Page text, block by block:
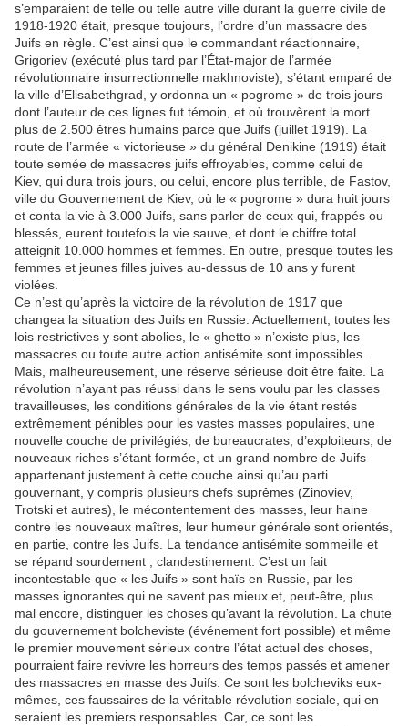
s’emparaient de telle ou telle autre ville durant la guerre civile de
1918-1920 était, presque toujours, l’ordre d’un massacre des
Juifs en règle. C’est ainsi que le commandant réactionnaire,
Grigoriev (exécuté plus tard par l’État-major de l’armée
révolutionnaire insurrectionnelle makhnoviste), s’étant emparé de
la ville d’Elisabethgrad, y ordonna un « pogrome » de trois jours
dont l’auteur de ces lignes fut témoin, et où trouvèrent la mort
plus de 2.500 êtres humains parce que Juifs (juillet 1919). La
route de l’armée « victorieuse » du général Denikine (1919) était
toute semée de massacres juifs effroyables, comme celui de
Kiev, qui dura trois jours, ou celui, encore plus terrible, de Fastov,
ville du Gouvernement de Kiev, où le « pogrome » dura huit jours
et conta la vie à 3.000 Juifs, sans parler de ceux qui, frappés ou
blessés, eurent toutefois la vie sauve, et dont le chiffre total
atteignit 10.000 hommes et femmes. En outre, presque toutes les
femmes et jeunes filles juives au-dessus de 10 ans y furent
violées.
Ce n’est qu’après la victoire de la révolution de 1917 que
changea la situation des Juifs en Russie. Actuellement, toutes les
lois restrictives y sont abolies, le « ghetto » n’existe plus, les
massacres ou toute autre action antisémite sont impossibles.
Mais, malheureusement, une réserve sérieuse doit être faite. La
révolution n’ayant pas réussi dans le sens voulu par les classes
travailleuses, les conditions générales de la vie étant restés
extrêmement pénibles pour les vastes masses populaires, une
nouvelle couche de privilégiés, de bureaucrates, d’exploiteurs, de
nouveaux riches s’étant formée, et un grand nombre de Juifs
appartenant justement à cette couche ainsi qu’au parti
gouvernant, y compris plusieurs chefs suprêmes (Zinoviev,
Trotski et autres), le mécontentement des masses, leur haine
contre les nouveaux maîtres, leur humeur générale sont orientés,
en partie, contre les Juifs. La tendance antisémite sommeille et
se répand sourdement ; clandestinement. C’est un fait
incontestable que « les Juifs » sont haïs en Russie, par les
masses ignorantes qui ne savent pas mieux et, peut-être, plus
mal encore, distinguer les choses qu’avant la révolution. La chute
du gouvernement bolcheviste (événement fort possible) et même
le premier mouvement sérieux contre l’état actuel des choses,
pourraient faire revivre les horreurs des temps passés et amener
des massacres en masse des Juifs. Ce sont les bolcheviks eux-
mêmes, ces faussaires de la véritable révolution sociale, qui en
seraient les premiers responsables. Car, ce sont les